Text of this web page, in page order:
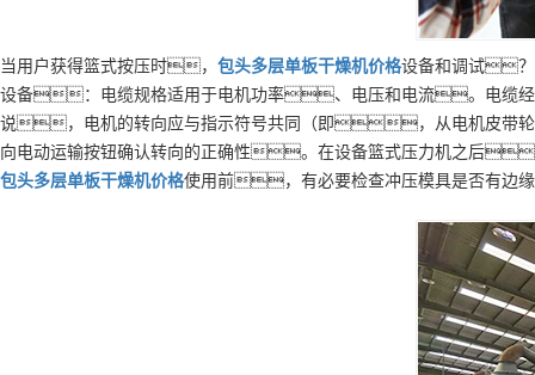
当用户获得篮式按压时， 包头多层单板干燥机价格设备和调试
设备：电缆规格适用于电机功率、电压和电流。电缆经
说，电机的转向应与指示符号共同（即，从电机皮带
向电动运输按钮确认转向的正确性。在设备篮式压力机之后
包头多层单板干燥机价格使用前，有必要检查冲压模具是否